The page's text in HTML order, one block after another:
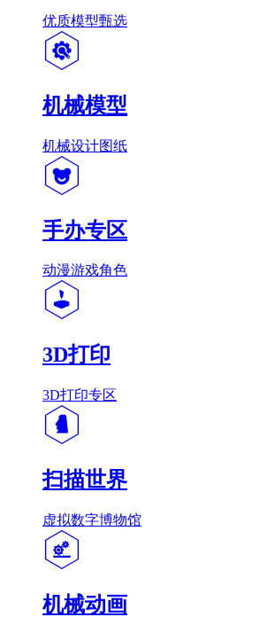
优质模型甄选
机械模型
机械设计图纸
手办专区
动漫游戏角色
3D打印
3D打印专区
扫描世界
虚拟数字博物馆
机械动画